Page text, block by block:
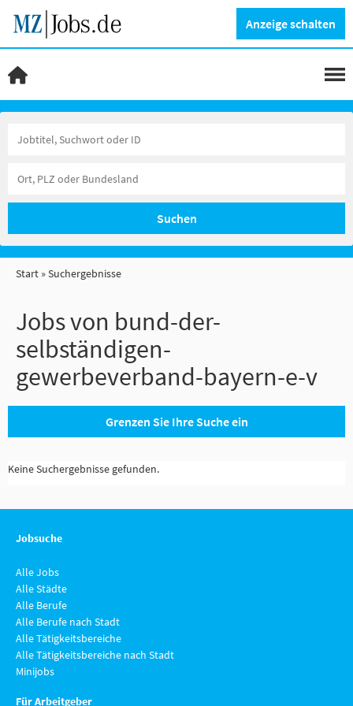
Anzeige schalten
Suchen
Start Suchergebnisse
Jobs von bund-der-
selbständigen-
gewerbeverband-bayern-e-v
Grenzen Sie Ihre Suche ein
Keine Suchergebnisse gefunden.
Jobsuche
Alle Jobs
Alle Städte
Alle Berufe
Alle Berufe nach Stadt
Alle Tätigkeitsbereiche
Alle Tätigkeitsbereiche nach Stadt
Minijobs
Für Arbeitgeber